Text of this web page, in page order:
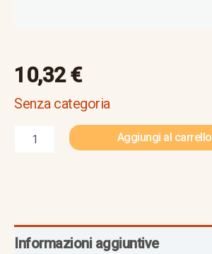
10,32€
Senza categoria
Aggiungi al carrello
Informazioni aggiuntive